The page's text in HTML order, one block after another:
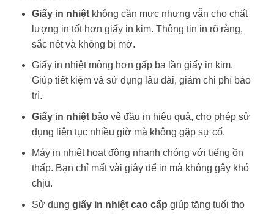
Giấy in nhiệtkhông cần mực nhưng vẫn cho chất
lượng in tốt hơn giấy in kim. Thông tin in rõ ràng,
sắc nét và không bị mờ.
Giấy in nhiệt mỏng hơn gấp ba lần giấy in kim.
Giúp tiết kiệm và sử dụng lâu dài, giảm chi phí bảo
trì.
Giấy in nhiệtbảo vệ đầu in hiệu quả, cho phép sử
dụng liên tục nhiều giờ mà không gặp sự cố.
Máy in nhiệt hoạt động nhanh chóng với tiếng ồn
thấp. Bạn chỉ mất vài giây để in mà không gây khó
chịu.
Sử dụng giấy in nhiệt cao cấp giúp tăng tuổi thọ